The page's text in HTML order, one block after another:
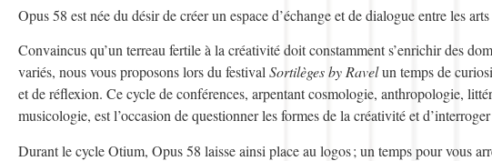
Opus 58 est née du désir de créer un espace d’échange et de dialogue entre les
Convaincus qu’un terreau fertile à la créativité doit constamment s’enrichir des
variés, nous vous proposons lors du festivalSortilèges by Ravelun temps de
et de réflexion. Ce cycle de conférences, arpentant cosmologie, anthropologie,
musicologie, est l’occasion de questionner les formes de la créativité et
Durant le cycle Otium, Opus 58 laisse ainsi place au logos ; un temps pour vous